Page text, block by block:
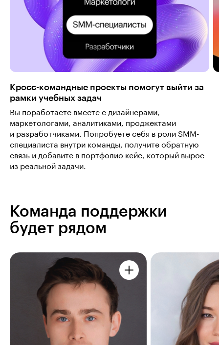
Кросс-командные проекты помогут выйти за
рамки учебных задач
Вы поработаете вместе с дизайнерами,
маркетологами, аналитиками, проджектами
и разработчиками. Попробуете себя в роли SMM-
специалиста внутри команды, получите обратную
связь и добавите в портфолио кейс, который вырос
из реальной задачи.
Команда поддержки
будет рядом